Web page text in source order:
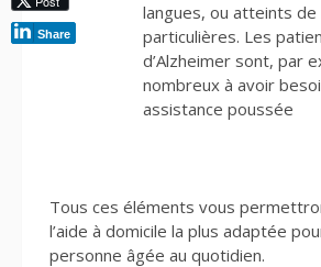
langues, ou atteints de
particulières. Les
d’Alzheimer sont, par
nombreux à avoir
assistance poussée
Tous ces éléments vous
l’aide à domicile la plus adaptée
personne âgée au quotidien.
Share